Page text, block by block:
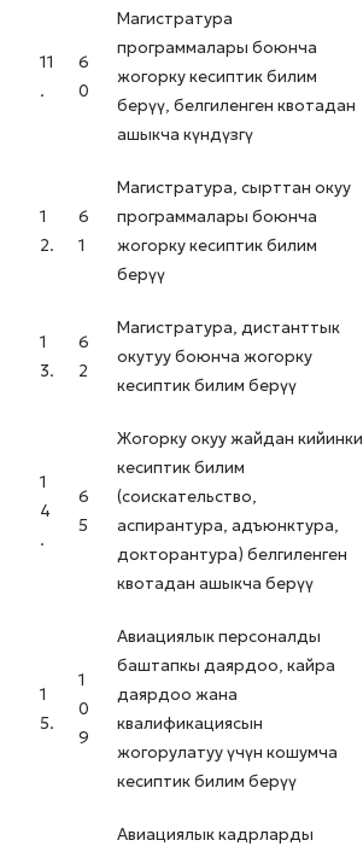
11
.
6
0
Магистратура
программалары боюнча
жогорку кесиптик билим
берүү, белгиленген квотадан
ашыкча күндүзгү
1
2.
6
1
Магистратура, сырттан окуу
программалары боюнча
жогорку кесиптик билим
берүү
1
3.
6
2
Магистратура, дистанттык
окутуу боюнча жогорку
кесиптик билим берүү
1
4
.
6
5
Жогорку окуу жайдан кийинки
кесиптик билим
(соискательство,
аспирантура, адъюнктура,
докторантура) белгиленген
квотадан ашыкча берүү
1
5.
1
0
9
Авиациялык персоналды
баштапкы даярдоо, кайра
даярдоо жана
квалификациясын
жогорулатуу үчүн кошумча
кесиптик билим берүү
Авиациялык кадрларды